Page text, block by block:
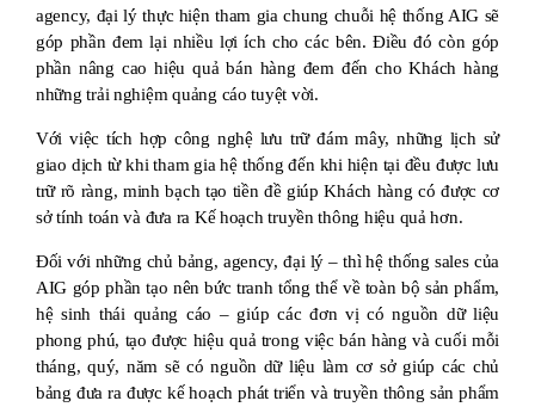
agency, đại lý thực hiện tham gia chung chuỗi hệ thống AIG sẽ
góp phần đem lại nhiều lợi ích cho các bên. Điều đó còn góp
phần nâng cao hiệu quả bán hàng đem đến cho Khách hàng
những trải nghiệm quảng cáo tuyệt vời.
Với việc tích hợp công nghệ lưu trữ đám mây, những lịch sử
giao dịch từ khi tham gia hệ thống đến khi hiện tại đều được lưu
trữ rõ ràng, minh bạch tạo tiền đề giúp Khách hàng có được cơ
sở tính toán và đưa ra Kế hoạch truyền thông hiệu quả hơn.
Đối với những chủ bảng, agency, đại lý – thì hệ thống sales của
AIG góp phần tạo nên bức tranh tổng thể về toàn bộ sản phẩm,
hệ sinh thái quảng cáo – giúp các đơn vị có nguồn dữ liệu
phong phú, tạo được hiệu quả trong việc bán hàng và cuối mỗi
tháng, quý, năm sẽ có nguồn dữ liệu làm cơ sở giúp các chủ
bảng đưa ra được kế hoạch phát triển và truyền thông sản phẩm